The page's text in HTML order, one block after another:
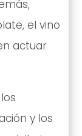
el vino
actuar
y los